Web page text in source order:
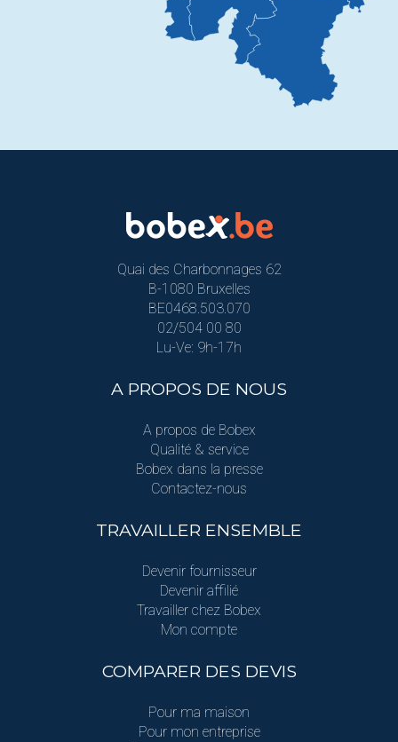
Quai des Charbonnages 62
B-1080 Bruxelles
BE0468.503.070
02/504 00 80
Lu-Ve: 9h-17h
A PROPOS DE NOUS
A propos de Bobex
Qualité & service
Bobex dans la presse
Contactez-nous
TRAVAILLER ENSEMBLE
Devenir fournisseur
Devenir affilié
Travailler chez Bobex
Mon compte
COMPARER DES DEVIS
Pour ma maison
Pour mon entreprise